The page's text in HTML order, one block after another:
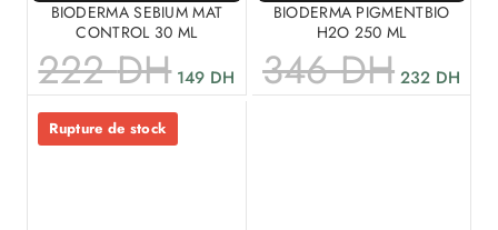
BIODERMA SEBIUM MAT
CONTROL 30 ML
222DH 149 DH
BIODERMA PIGMENTBIO
H2O 250 ML
346DH 232 DH
Rupture de stock